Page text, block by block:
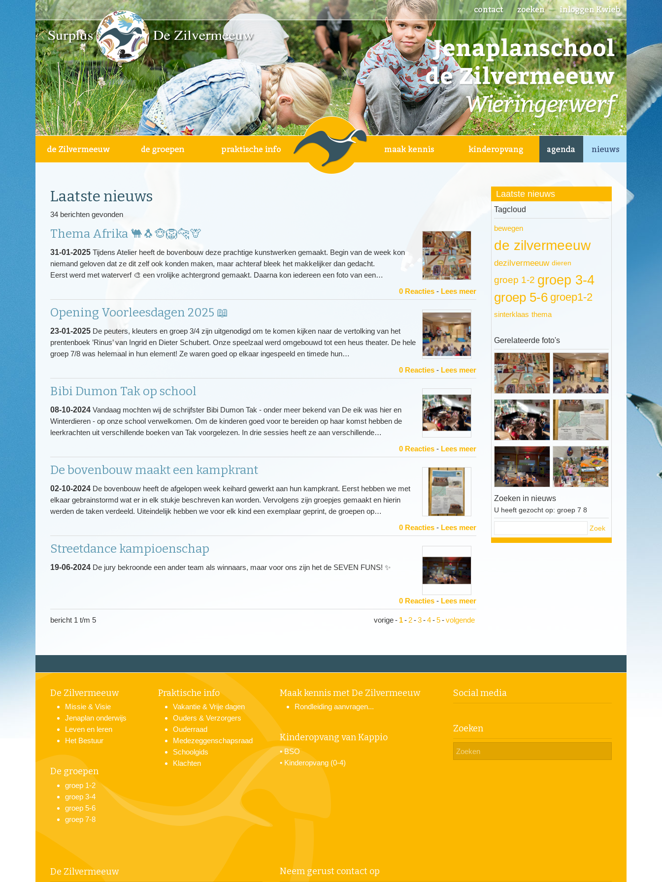
Laatste nieuws
34 berichten gevonden
Thema Afrika 🐫🐧🐵🦁🐆🦒
31-01-2025 Tijdens Atelier heeft de bovenbouw deze prachtige kunstwerken gemaakt. Begin van de week kon
niemand geloven dat ze dit zelf ook konden maken, maar achteraf bleek het makkelijker dan gedacht.
Eerst werd met waterverf 🎨 een vrolijke achtergrond gemaakt. Daarna kon iedereen een foto van een…
0 Reacties - Lees meer
Opening Voorleesdagen 2025 📖
23-01-2025 De peuters, kleuters en groep 3/4 zijn uitgenodigd om te komen kijken naar de vertolking van het
prentenboek ’Rinus’ van Ingrid en Dieter Schubert. Onze speelzaal werd omgebouwd tot een heus theater. De hele
groep 7/8 was helemaal in hun element! Ze waren goed op elkaar ingespeeld en timede hun…
0 Reacties - Lees meer
Bibi Dumon Tak op school
08-10-2024 Vandaag mochten wij de schrijfster Bibi Dumon Tak - onder meer bekend van De eik was hier en
Winterdieren - op onze school verwelkomen. Om de kinderen goed voor te bereiden op haar komst hebben de
leerkrachten uit verschillende boeken van Tak voorgelezen. In drie sessies heeft ze aan verschillende…
0 Reacties - Lees meer
De bovenbouw maakt een kampkrant
02-10-2024 De bovenbouw heeft de afgelopen week keihard gewerkt aan hun kampkrant. Eerst hebben we met
elkaar gebrainstormd wat er in elk stukje beschreven kan worden. Vervolgens zijn groepjes gemaakt en hierin
werden de taken verdeeld. Uiteindelijk hebben we voor elk kind een exemplaar geprint, de groepen op…
0 Reacties - Lees meer
Streetdance kampioenschap
19-06-2024 De jury bekroonde een ander team als winnaars, maar voor ons zijn het de SEVEN FUNS! ✨
0 Reacties - Lees meer
bericht 1 t/m 5 vorige- 1- 2-3-4-5-volgende
Laatste nieuws
Tagcloud
bewegen
de zilvermeeuw
dezilvermeeuw dieren
groep 1-2 groep 3-4
groep 5-6 groep1-2
sinterklaas thema
Gerelateerde foto's
Zoeken in nieuws
U heeft gezocht op: groep 7 8
Zoek
De Zilvermeeuw
Missie & Visie
Jenaplan onderwijs
Leven en leren
Het Bestuur
De groepen
groep 1-2
groep 3-4
groep 5-6
groep 7-8
Praktische info
Vakantie & Vrije dagen
Ouders & Verzorgers
Ouderraad
Medezeggenschapsraad
Schoolgids
Klachten
Maak kennis met De Zilvermeeuw
Rondleiding aanvragen...
Kinderopvang van Kappio
•BSO
• Kinderopvang (0-4)
Social media
Zoeken
De Zilvermeeuw Neem gerust contact op